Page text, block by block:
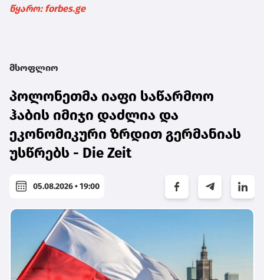
წყარო: forbes.ge
მსოფლიო
პოლონეთმა იაფი საწარმოო
ჰაბის იმიჯი დაძლია და
ეკონომიკური ზრდით გერმანიას
უსწრებს - Die Zeit
05.08.2026 • 19:00